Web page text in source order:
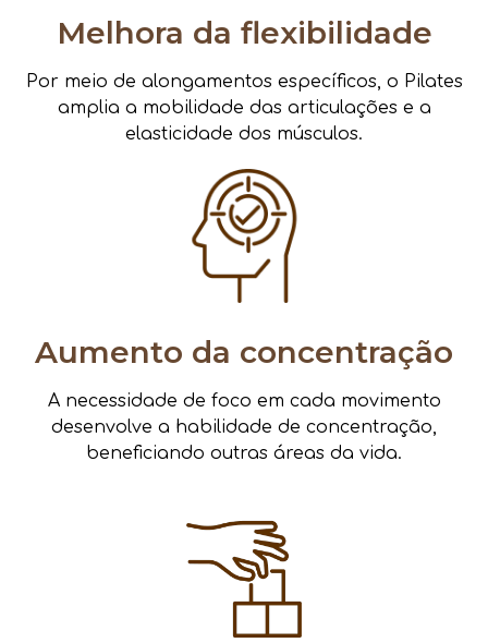
Melhora da flexibilidade
Por meio de alongamentos específicos, o Pilates
amplia a mobilidade das articulações e a
elasticidade dos músculos.
Aumento da concentração
A necessidade de foco em cada movimento
desenvolve a habilidade de concentração,
beneficiando outras áreas da vida.